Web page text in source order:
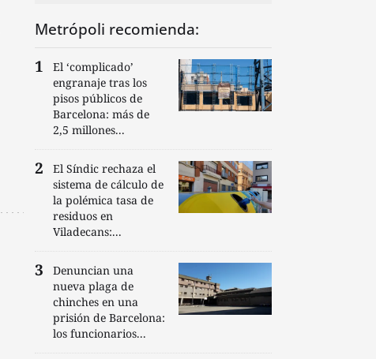
Metrópoli recomienda:
El ‘complicado’
engranaje tras los
pisos públicos de
Barcelona: más de
2,5 millones...
El Síndic rechaza el
sistema de cálculo de
la polémica tasa de
residuos en
Viladecans:...
Denuncian una
nueva plaga de
chinches en una
prisión de Barcelona:
los funcionarios...